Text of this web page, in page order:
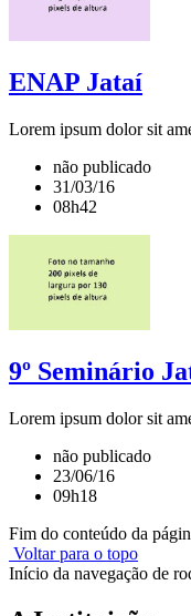
ENAP Jataí
Lorem ipsum dolor sit
não publicado
31/03/16
08h42
9º Seminário
Lorem ipsum dolor sit
não publicado
23/06/16
09h18
Fim do conteúdo da
Voltar para o topo
Início da navegação de